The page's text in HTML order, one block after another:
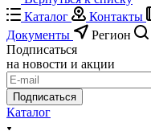
Каталог
Контакты
Документы
Регион
Подписаться
на новости и акции
Подписаться
Каталог